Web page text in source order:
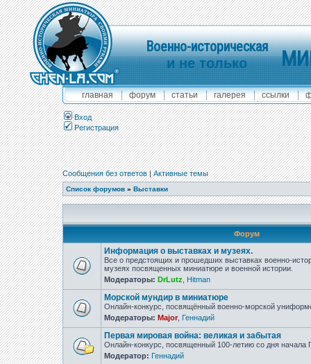
Военно-историческая
и не только
главная форум статьи галерея ссылки
Вход
Регистрация
Сообщения без ответов|Активные темы
Список форумов » Выставки
Форум
Информация о выставках и музеях.
Все о предстоящих и прошедших выставках военно-
музеях посвященных миниатюре и военной истории.
Модераторы: DrLutz Hitman
Морской мундир в миниатюре
Онлайн-конкурс, посвящённый военно-морской
Модераторы: Major, Геннадий
Первая мировая война: великая и забытая
Онлайн-конкурс, посвященный 100-летию со дня начала
Модератор: Геннадий